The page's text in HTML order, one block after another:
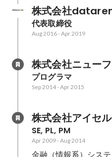
株式会社
代表取締役
Aug 2016-Apr 2019
株式会社ニュー
プログラマ
Sep 2014-Apr 2015
株式会社アイセル
SE, PL, PM
Apr 2009-Aug 2014
金融（情報系）シス